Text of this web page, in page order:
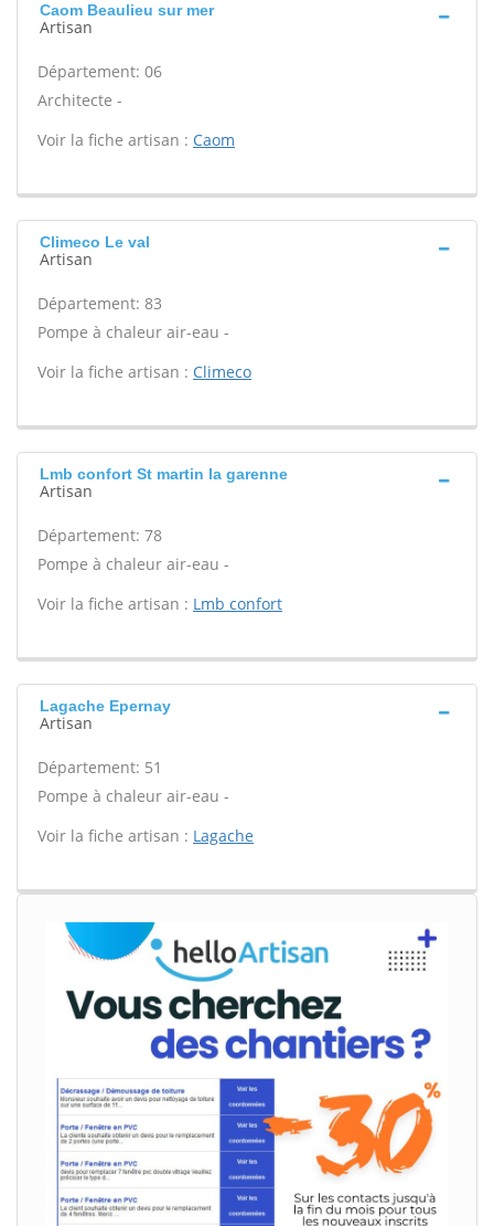
Caom Beaulieu sur mer
Artisan
Département: 06
Architecte -
Voir la fiche artisan : Caom
Climeco Le val
Artisan
Département: 83
Pompe à chaleur air-eau -
Voir la fiche artisan : Climeco
Lmb confort St martin la garenne
Artisan
Département: 78
Pompe à chaleur air-eau -
Voir la fiche artisan : Lmb confort
Lagache Epernay
Artisan
Département: 51
Pompe à chaleur air-eau -
Voir la fiche artisan : Lagache